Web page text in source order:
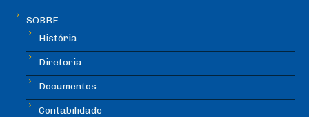
SOBRE
História
Diretoria
Documentos
Contabilidade